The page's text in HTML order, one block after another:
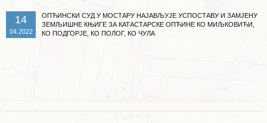
14
04.2022
ОПЋИНСКИ СУД У МОСТАРУ НАЈАВЉУЈЕ УСПОСТАВУ И ЗАМЈЕНУ
ЗЕМЉИШНЕ КЊИГЕ ЗА КАТАСТАРСКЕ ОПЋИНЕ КО МИЉКОВИЋИ,
КО ПОДГОРЈЕ, КО ПОЛОГ, КО ЧУЛА